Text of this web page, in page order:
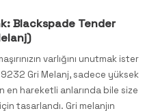
Blackspade Tender
varlığını unutmak ister
Gri Melanj, sadece yüksek
hareketli anlarında bile size
tasarlandı. Gri melanjın